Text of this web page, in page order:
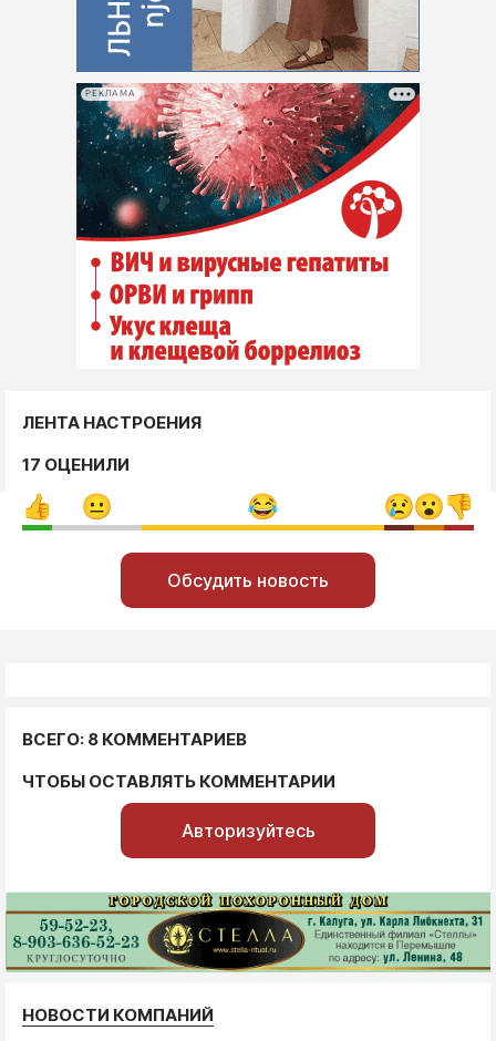
РЕКЛАМА
ЛЕНТА НАСТРОЕНИЯ
17 ОЦЕНИЛИ
Обсудить новость
ВСЕГО: 8 КОММЕНТАРИЕВ
ЧТОБЫ ОСТАВЛЯТЬ КОММЕНТАРИИ
Авторизуйтесь
НОВОСТИ КОМПАНИЙ